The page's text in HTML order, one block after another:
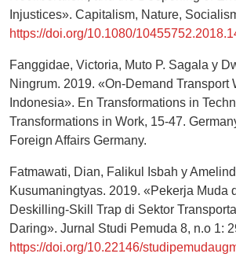
Injustices». Capitalism, Nature,
https://doi.org/10.1080/
Fanggidae, Victoria, Muto P. Sagala y
Ningrum. 2019. «On-Demand Transport
Indonesia». En Transformations in
Transformations in Work, 15-47.
Foreign Affairs Germany.
Fatmawati, Dian, Falikul Isbah y
Kusumaningtyas. 2019. «Pekerja Muda
Deskilling-Skill Trap di Sektor
Daring». Jurnal Studi Pemuda 8, n.o 1:
https://doi.org/10.22146/